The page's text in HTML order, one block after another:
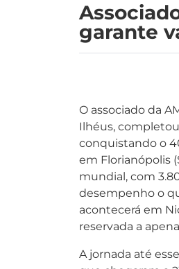
garante
O associado da
Ilhéus,
conquistando o
em Florianópolis
mundial, com
desempenho o
acontecerá em
reservada a
A jornada até